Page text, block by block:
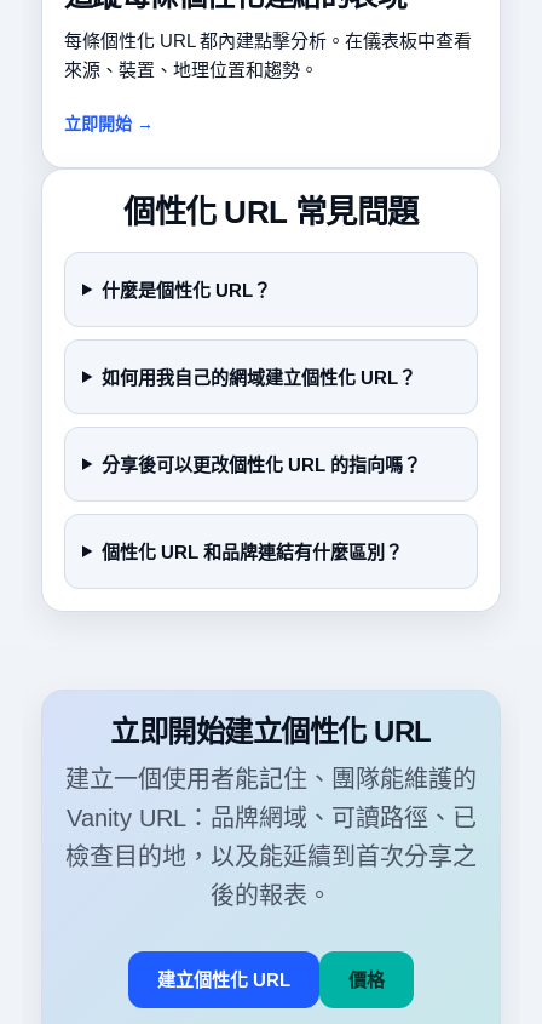
每條個性化 URL 都內建點擊分析。在儀表板中查看
來源、裝置、地理位置和趨勢。
立即開始 →
個性化 URL 常見問題
什麼是個性化 URL？
如何用我自己的網域建立個性化 URL？
分享後可以更改個性化 URL 的指向嗎？
個性化 URL 和品牌連結有什麼區別？
立即開始建立個性化 URL
建立一個使用者能記住、團隊能維護的
Vanity URL：品牌網域、可讀路徑、已
檢查目的地，以及能延續到首次分享之
後的報表。
建立個性化 URL 價格